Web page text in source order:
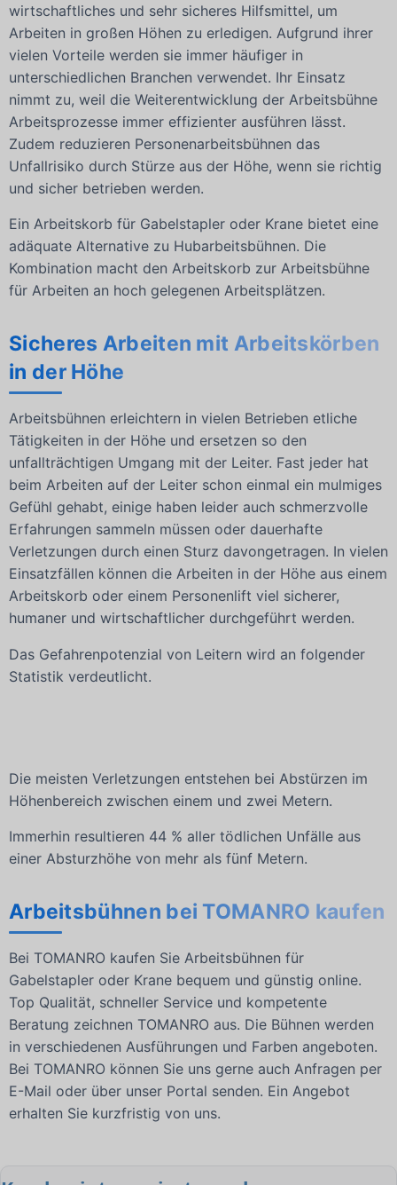
wirtschaftliches und sehr sicheres Hilfsmittel, um
Arbeiten in großen Höhen zu erledigen. Aufgrund ihrer
vielen Vorteile werden sie immer häufiger in
unterschiedlichen Branchen verwendet. Ihr Einsatz
nimmt zu, weil die Weiterentwicklung der Arbeitsbühne
Arbeitsprozesse immer effizienter ausführen lässt.
Zudem reduzieren Personenarbeitsbühnen das
Unfallrisiko durch Stürze aus der Höhe, wenn sie richtig
und sicher betrieben werden.
Ein Arbeitskorb für Gabelstapler oder Krane bietet eine
adäquate Alternative zu Hubarbeitsbühnen. Die
Kombination macht den Arbeitskorb zur Arbeitsbühne
für Arbeiten an hoch gelegenen Arbeitsplätzen.
Sicheres Arbeiten mit Arbeitskörben
in der Höhe
Arbeitsbühnen erleichtern in vielen Betrieben etliche
Tätigkeiten in der Höhe und ersetzen so den
unfallträchtigen Umgang mit der Leiter. Fast jeder hat
beim Arbeiten auf der Leiter schon einmal ein mulmiges
Gefühl gehabt, einige haben leider auch schmerzvolle
Erfahrungen sammeln müssen oder dauerhafte
Verletzungen durch einen Sturz davongetragen. In vielen
Einsatzfällen können die Arbeiten in der Höhe aus einem
Arbeitskorb oder einem Personenlift viel sicherer,
humaner und wirtschaftlicher durchgeführt werden.
Das Gefahrenpotenzial von Leitern wird an folgender
Statistik verdeutlicht.
Die meisten Verletzungen entstehen bei Abstürzen im
Höhenbereich zwischen einem und zwei Metern.
Immerhin resultieren 44 % aller tödlichen Unfälle aus
einer Absturzhöhe von mehr als fünf Metern.
Arbeitsbühnen bei TOMANRO kaufen
Bei TOMANRO kaufen Sie Arbeitsbühnen für
Gabelstapler oder Krane bequem und günstig online.
Top Qualität, schneller Service und kompetente
Beratung zeichnen TOMANRO aus. Die Bühnen werden
in verschiedenen Ausführungen und Farben angeboten.
Bei TOMANRO können Sie uns gerne auch Anfragen per
E-Mail oder über unser Portal senden. Ein Angebot
erhalten Sie kurzfristig von uns.